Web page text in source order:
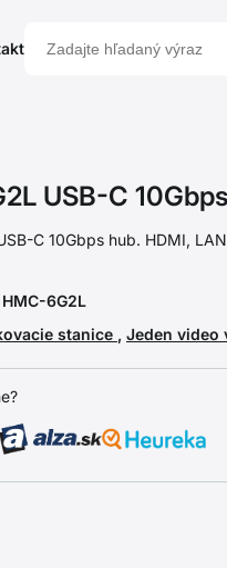
USB-C
C 10Gbps hub. HDMI,
HMC-6G2L
stanice , Jeden video